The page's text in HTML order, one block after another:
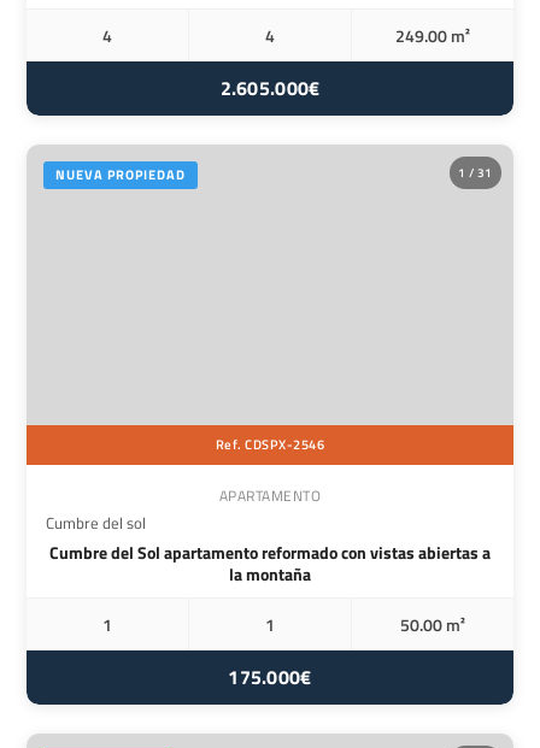
4
4 249.00 m²
2.605.000€
1 / 31
NUEVA PROPIEDAD
Ref. CDSPX-2546
APARTAMENTO
Cumbre del sol
Cumbre del Sol apartamento reformado con vistas abiertas a
la montaña
1
1 50.00 m²
175.000€